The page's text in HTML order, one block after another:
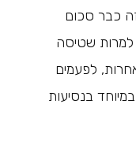
כבר סכום
1,400-2,100 ש"ח. למרות שטיסה
לפעמים
בנסיעות